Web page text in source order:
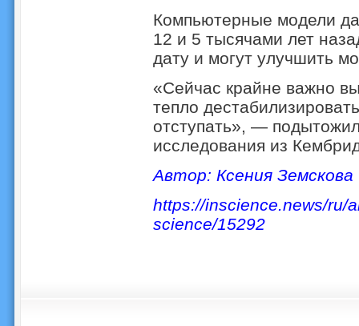
Компьютерные модели
12 и 5 тысячами лет
дату и могут улучшить
«Сейчас крайне важно
тепло
отступать», —
исследования из
Автор: Ксения Земскова
https://inscience.news/ru/
science/15292